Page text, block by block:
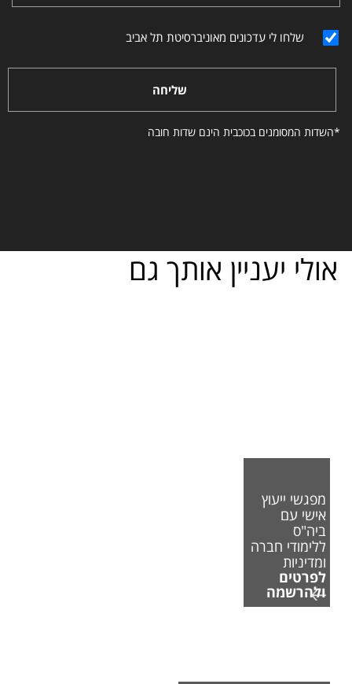
שלחו לי עדכונים מאוניברסיטת תל אביב
שליחה
*השדות המסומנים בכוכבית הינם שדות חובה
אולי יעניין אותך גם
מפגשי ייעוץ
אישי עם
ביה"ס
ללימודי חברה
ומדיניות
לפרטים
ולהרשמה